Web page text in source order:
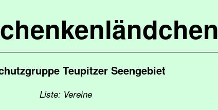
Teupitzer Seengebiet
Liste: Vereine